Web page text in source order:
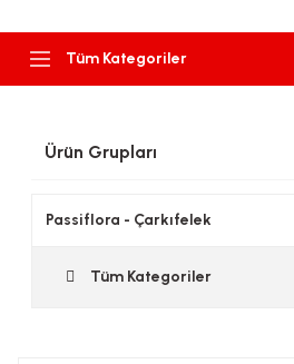
Tüm Kategoriler
Ürün Grupları
Passiflora - Çarkıfelek
Tüm Kategoriler